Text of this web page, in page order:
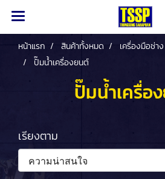
หน้าแรก สินค้าทั้งหมด เครื่องมือช่าง
ปั๊มน้ำเครื่องยนต์
ปั๊มน้ำเครื่อ
เรียงตาม